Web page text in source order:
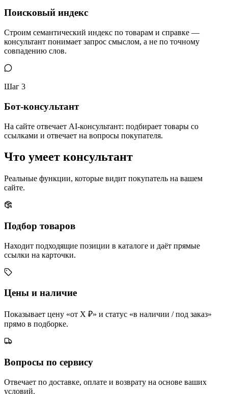
Поисковый индекс
Строим семантический индекс по товарам и справке —
консультант понимает запрос смыслом, а не по точному
совпадению слов.
Шаг 3
Бот-консультант
На сайте отвечает AI-консультант: подбирает товары со
ссылками и отвечает на вопросы покупателя.
Что умеет консультант
Реальные функции, которые видит покупатель на вашем
сайте.
Подбор товаров
Находит подходящие позиции в каталоге и даёт прямые
ссылки на карточки.
Цены и наличие
Показывает цену «от X ₽» и статус «в наличии / под заказ»
прямо в подборке.
Вопросы по сервису
Отвечает по доставке, оплате и возврату на основе ваших
условий.